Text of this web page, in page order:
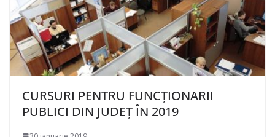
CURSURI PENTRU FUNCȚIONARII
PUBLICI DIN JUDEȚ ÎN 2019